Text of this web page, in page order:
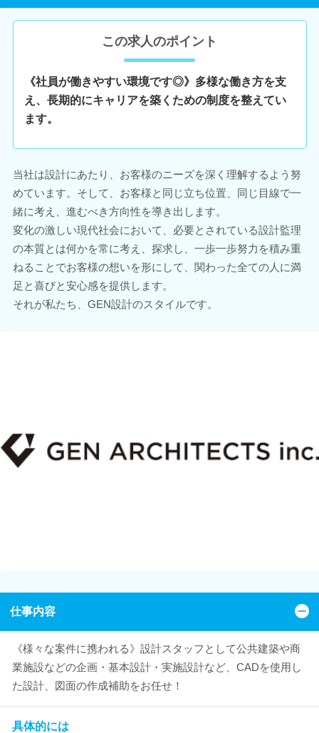
この求人のポイント
《社員が働きやすい環境です◎》多様な働き方を支
え、長期的にキャリアを築くための制度を整えてい
ます。
当社は設計にあたり、お客様のニーズを深く理解するよう努
めています。そして、お客様と同じ立ち位置、同じ目線で一
緒に考え、進むべき方向性を導き出します。
変化の激しい現代社会において、必要とされている設計監理
の本質とは何かを常に考え、探求し、一歩一歩努力を積み重
ねることでお客様の想いを形にして、関わった全ての人に満
足と喜びと安心感を提供します。
それが私たち、GEN設計のスタイルです。
仕事内容
《様々な案件に携われる》設計スタッフとして公共建築や商
業施設などの企画・基本設計・実施設計など、CADを使用し
た設計、図面の作成補助をお任せ！
具体的には